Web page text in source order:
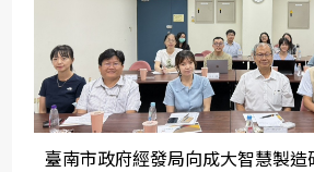
臺南市政府經發局向成大智慧製造